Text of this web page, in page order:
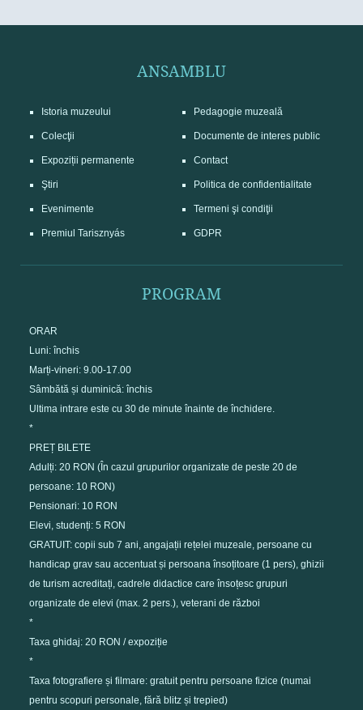
ANSAMBLU
Istoria muzeului
Colecţii
Expoziții permanente
Ştiri
Evenimente
Premiul Tarisznyás
Pedagogie muzeală
Documente de interes public
Contact
Politica de confidentialitate
Termeni şi condiţii
GDPR
PROGRAM
ORAR
Luni: închis
Marți-vineri: 9.00-17.00
Sâmbătă și duminică: închis
Ultima intrare este cu 30 de minute înainte de închidere.
*
PREȚ BILETE
Adulți: 20 RON (În cazul grupurilor organizate de peste 20 de
persoane: 10 RON)
Pensionari: 10 RON
Elevi, studenți: 5 RON
GRATUIT: copii sub 7 ani, angajații rețelei muzeale, persoane cu
handicap grav sau accentuat și persoana însoțitoare (1 pers), ghizii
de turism acreditați, cadrele didactice care însoțesc grupuri
organizate de elevi (max. 2 pers.), veterani de război
*
Taxa ghidaj: 20 RON / expoziție
*
Taxa fotografiere și filmare: gratuit pentru persoane fizice (numai
pentru scopuri personale, fără blitz și trepied)